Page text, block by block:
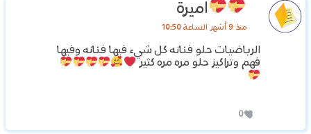
اميرة
منذ 9 أشهر الساعة 10:50
الرياضيات حلو فنانه كل شيء فيها فنانه وفيها
فهم وتراكيز حلو مره مره كثير
0